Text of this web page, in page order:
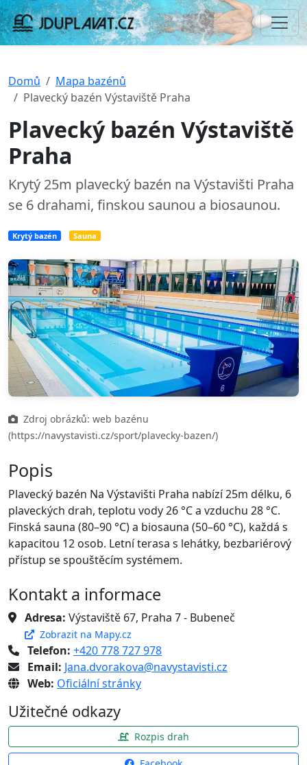
Domů
Mapa bazénů
Plavecký bazén Výstaviště Praha
Plavecký bazén Výstaviště
Praha
Krytý 25m plavecký bazén na Výstavišti Praha
se 6 drahami, finskou saunou a biosaunou.
Krytý bazén Sauna
Zdroj obrázků: web bazénu
(https://navystavisti.cz/sport/plavecky-bazen/)
Popis
Plavecký bazén Na Výstavišti Praha nabízí 25m délku, 6
plaveckých drah, teplotu vody 26 °C a vzduchu 28 °C.
Finská sauna (80–90 °C) a biosauna (50–60 °C), každá s
kapacitou 12 osob. Letní terasa s lehátky, bezbariérový
přístup se spouštěcím systémem.
Kontakt a informace
Adresa: Výstaviště 67, Praha 7 - Bubeneč
Zobrazit na Mapy.cz
Telefon: +420 778 727 978
Email: Jana.dvorakova@navystavisti.cz
Web: Oficiální stránky
Užitečné odkazy
Rozpis drah